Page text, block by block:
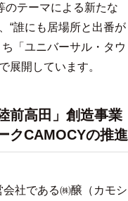
のテーマによる新たな
“誰にも居場所と出番が
「ユニバーサル・タウ
展開しています。
前高田」創造事業
クCAMOCYの推進
会社である㈱醸（カモシ